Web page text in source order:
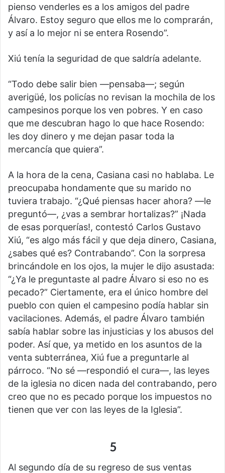
pienso venderles es a los amigos del padre
Álvaro. Estoy seguro que ellos me lo comprarán,
y así a lo mejor ni se entera Rosendo”.
Xiú tenía la seguridad de que saldría adelante.
“Todo debe salir bien —pensaba—; según
averigüé, los policías no revisan la mochila de los
campesinos porque los ven pobres. Y en caso
que me descubran hago lo que hace Rosendo:
les doy dinero y me dejan pasar toda la
mercancía que quiera”.
A la hora de la cena, Casiana casi no hablaba. Le
preocupaba hondamente que su marido no
tuviera trabajo. “¿Qué piensas hacer ahora? —le
preguntó—, ¿vas a sembrar hortalizas?” ¡Nada
de esas porquerías!, contestó Carlos Gustavo
Xiú, “es algo más fácil y que deja dinero, Casiana,
¿sabes qué es? Contrabando”. Con la sorpresa
brincándole en los ojos, la mujer le dijo asustada:
“¿Ya le preguntaste al padre Álvaro si eso no es
pecado?” Ciertamente, era el único hombre del
pueblo con quien el campesino podía hablar sin
vacilaciones. Además, el padre Álvaro también
sabía hablar sobre las injusticias y los abusos del
poder. Así que, ya metido en los asuntos de la
venta subterránea, Xiú fue a preguntarle al
párroco. “No sé —respondió el cura—, las leyes
de la iglesia no dicen nada del contrabando, pero
creo que no es pecado porque los impuestos no
tienen que ver con las leyes de la Iglesia”.
5
Al segundo día de su regreso de sus ventas